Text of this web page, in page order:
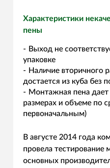
Характеристики
пены
Выход не
упаковке
Наличие вторичного
достается из куба без
Монтажная пена дает
размерах и объеме по
первоначальным)
В августе 2014 года
провела тестирование
основных